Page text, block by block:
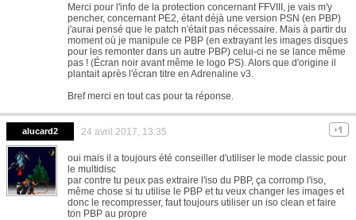
Merci pour l'info de la protection concernant FFVIII, je vais m'y
pencher, concernant PE2, étant déjà une version PSN (en PBP)
j'aurai pensé que le patch n'était pas nécessaire. Mais à partir du
moment où je manipule ce PBP (en extrayant les images disques
pour les remonter dans un autre PBP) celui-ci ne se lance même
pas ! (Écran noir avant même le logo PS). Alors que d'origine il
plantait après l'écran titre en Adrenaline v3.
Bref merci en tout cas pour ta réponse.
alucard2 24 avril 2017, 13:35
oui mais il a toujours été conseiller d'utiliser le mode classic pour
le multidisc
par contre tu peux pas extraire l'iso du PBP, ça corromp l'iso,
même chose si tu utilise le PBP et tu veux changer les images et
donc le recompresser, faut toujours utiliser un iso clean et faire
ton PBP au propre